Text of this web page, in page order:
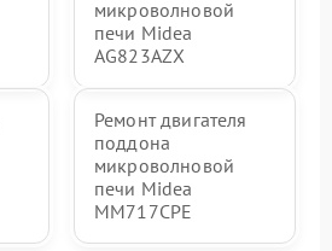
микроволновой
печи Midea
AG823AZX
Ремонт двигателя
поддона
микроволновой
печи Midea
MM717CPE